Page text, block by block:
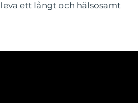
ett långt och hälsosamt